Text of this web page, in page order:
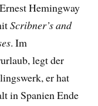
Hemingway
Scribner’s and
. Im
legt der
er hat
in Spanien Ende